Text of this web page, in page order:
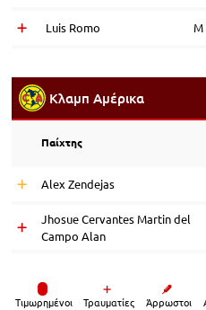
Luis Romo Μ
Κλαμπ Αμέρικα
Παίχτης
Alex Zendejas
Jhosue Cervantes Martin del
Campo Alan
Tιμωρημένοι Τραυματίες Άρρωστοι